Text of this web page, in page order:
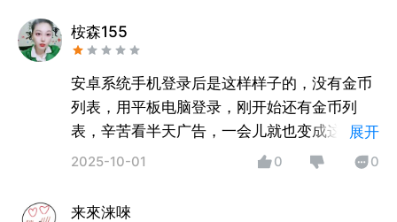
桉森155
安卓系统手机登录后是这样样子的，没有金币
列表，用平板电脑登录，刚开始还有金币列
表，辛苦看半天广告，一会儿就也变成这样
了，这样的界面去砸金蛋看广告，显示得
500，漏洞太大了？果断卸了
展开
2025-10-01 0 0
来來涞唻